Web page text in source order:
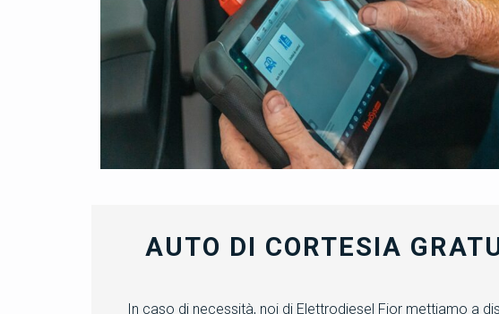
AUTO DI CORTESIA
In caso di necessità, noi di Elettrodiesel Fior mettiamo a